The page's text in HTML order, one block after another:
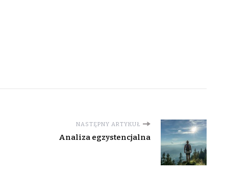
NASTĘPNY ARTYKUŁ
Analiza egzystencjalna